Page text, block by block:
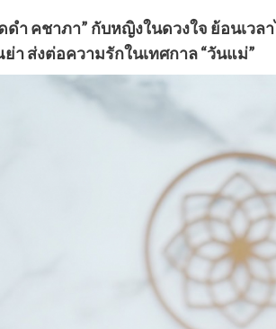
ดำ คชาภา” กับหญิงในดวงใจ ย้อนเว
า ส่งต่อความรักในเทศกาล “วันแม่”